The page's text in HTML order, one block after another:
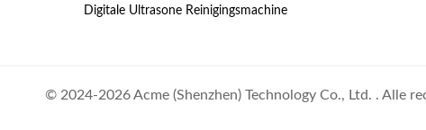
Digitale Ultrasone Reinigingsmachine
© 2024-2026 Acme (Shenzhen) Technology Co., Ltd. . Alle